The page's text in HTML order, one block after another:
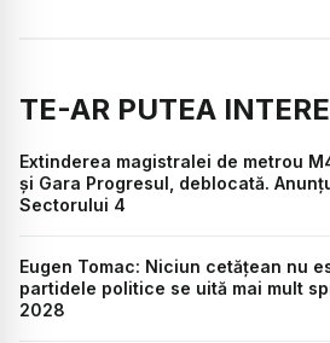
TE-AR PUTEA
Extinderea magistralei de metrou
și Gara Progresul, deblocată.
Sectorului 4
Eugen Tomac: Niciun cetățean nu
partidele politice se uită mai mult
2028